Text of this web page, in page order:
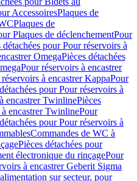
AccessoiresPlaques de
Plaques de
Plaques de déclenchementPour
détachées pour Pour réservoirs à
OmegaPièces détachées
Pour réservoirs à encastrer
à encastrer KappaPour
pour Pour réservoirs à
encastrer TwinlinePièces
encastrer TwinlinePour
pour Pour réservoirs à
Commandes de WC à
Pièces détachées pour
électronique du rinçagePour
à encastrer Geberit Sigma
sur secteur, pour